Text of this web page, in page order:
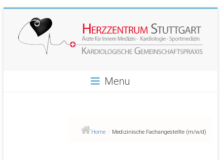
content
Menu
Home / Medizinische Fachangestellte (m/w/d)